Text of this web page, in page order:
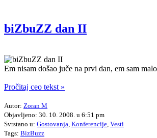
biZbuZZ dan II
Em nisam došao juče na prvi dan, em sam
Pročitaj ceo tekst »
Autor: Zoran M
Objavljeno: 30. 10. 2008. u 6:51 pm
Svrstano u: Gostovanja, Konferencije, Vesti
Tags: BizBuzz